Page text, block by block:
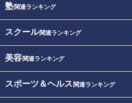
塾関連ランキング
スクール関連ランキング
美容関連ランキング
スポーツ＆ヘルス 関連ランキング